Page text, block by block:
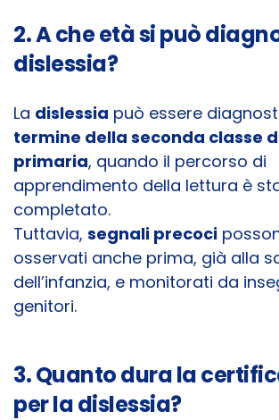
2. A che età si può
dislessia?
La dislessia può essere
termine della seconda classe
primaria, quando il percorso di
apprendimento della lettura è
completato.
Tuttavia, segnali precoci
osservati anche prima, già alla
dell’infanzia, e monitorati da
genitori.
3. Quanto dura la
per la dislessia?